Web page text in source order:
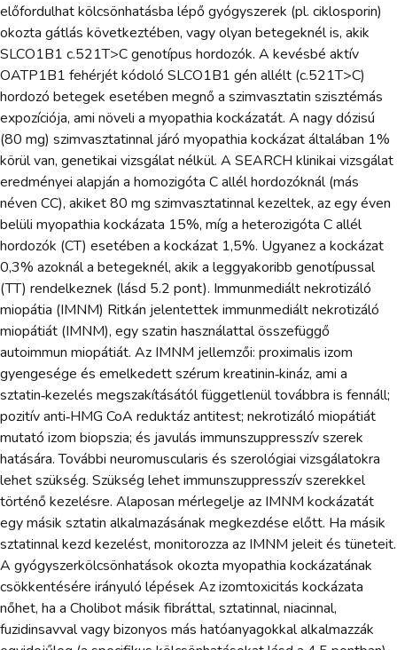
előfordulhat kölcsönhatásba lépő gyógyszerek (pl. ciklosporin)
okozta gátlás következtében, vagy olyan betegeknél is, akik
SLCO1B1 c.521T>C genotípus hordozók. A kevésbé aktív
OATP1B1 fehérjét kódoló SLCO1B1 gén allélt (c.521T>C)
hordozó betegek esetében megnő a szimvasztatin szisztémás
expozíciója, ami növeli a myopathia kockázatát. A nagy dózisú
(80 mg) szimvasztatinnal járó myopathia kockázat általában 1%
körül van, genetikai vizsgálat nélkül. A SEARCH klinikai vizsgálat
eredményei alapján a homozigóta C allél hordozóknál (más
néven CC), akiket 80 mg szimvasztatinnal kezeltek, az egy éven
belüli myopathia kockázata 15%, míg a heterozigóta C allél
hordozók (CT) esetében a kockázat 1,5%. Ugyanez a kockázat
0,3% azoknál a betegeknél, akik a leggyakoribb genotípussal
(TT) rendelkeznek (lásd 5.2 pont). Immunmediált nekrotizáló
miopátia (IMNM) Ritkán jelentettek immunmediált nekrotizáló
miopátiát (IMNM), egy szatin használattal összefüggő
autoimmun miopátiát. Az IMNM jellemzői: proximalis izom
gyengesége és emelkedett szérum kreatinin‑kináz, ami a
sztatin‑kezelés megszakításától függetlenül továbbra is fennáll;
pozitív anti‑HMG CoA reduktáz antitest; nekrotizáló miopátiát
mutató izom biopszia; és javulás immunszuppresszív szerek
hatására. További neuromuscularis és szerológiai vizsgálatokra
lehet szükség. Szükség lehet immunszuppresszív szerekkel
történő kezelésre. Alaposan mérlegelje az IMNM kockázatát
egy másik sztatin alkalmazásának megkezdése előtt. Ha másik
sztatinnal kezd kezelést, monitorozza az IMNM jeleit és tüneteit.
A gyógyszerkölcsönhatások okozta myopathia kockázatának
csökkentésére irányuló lépések Az izomtoxicitás kockázata
nőhet, ha a Cholibot másik fibráttal, sztatinnal, niacinnal,
fuzidinsavval vagy bizonyos más hatóanyagokkal alkalmazzák